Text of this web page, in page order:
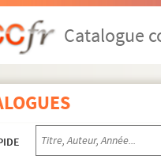
Catalogue